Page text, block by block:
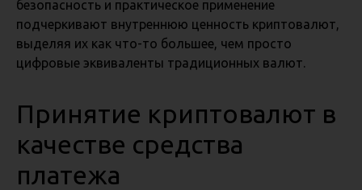
безопасность и практическое применение
подчеркивают внутреннюю ценность криптовалют,
выделяя их как что-то большее, чем просто
цифровые эквиваленты традиционных валют.
Принятие криптовалют в
качестве средства
платежа